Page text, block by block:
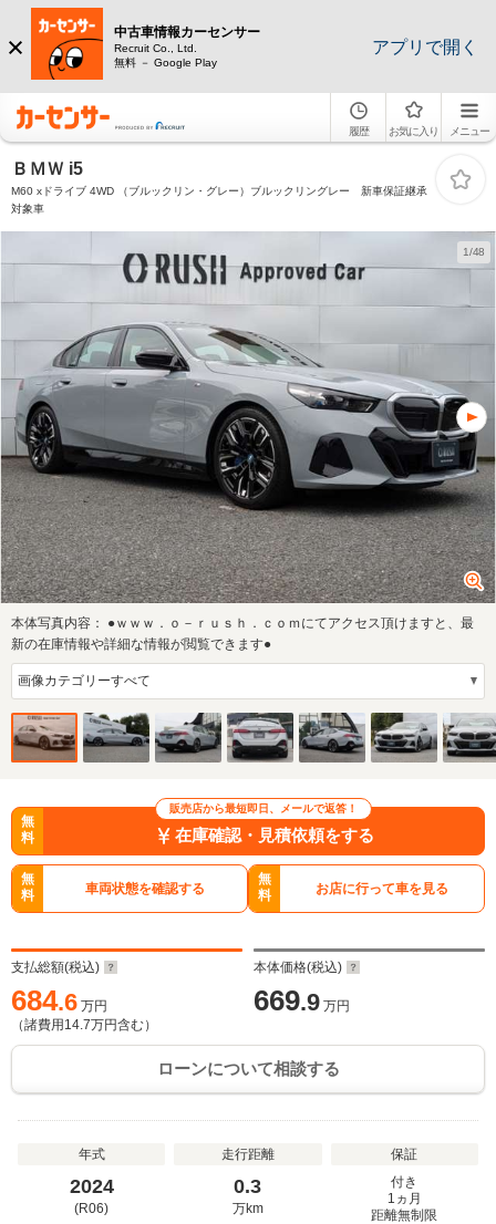
中古車情報カーセンサー
Recruit Co., Ltd.
無料 － Google Play
アプリで開く
履歴 お気に入り メニュー
ＢＭＷ i5
M60 xドライブ 4WD （ブルックリン・グレー）ブルックリングレー 新車保証継承
対象車
1/48
本体写真内容： ●ｗｗｗ．ｏ－ｒｕｓｈ．ｃｏｍにてアクセス頂けますと、最
新の在庫情報や詳細な情報が閲覧できます●
販売店から最短即日、メールで返答！
無
料
在庫確認・見積依頼をする
無
料
車両状態を確認する
無
料
お店に行って車を見る
支払総額(税込)
684.6 万円
（諸費用 14.7万円含む）
本体価格(税込)
669.9 万円
ローンについて相談する
年式
2024
(R06)
走行距離
0.3
万km
保証
付き
1ヵ月
距離無制限